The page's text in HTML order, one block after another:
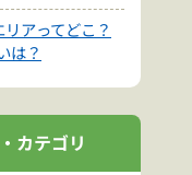
アってどこ？
は？
カテゴリ